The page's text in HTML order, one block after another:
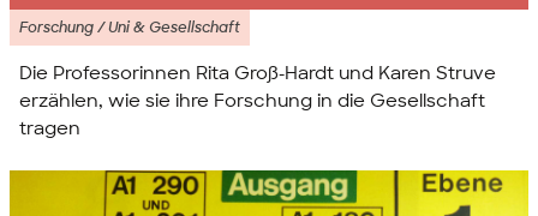
Forschung / Uni & Gesellschaft
Die Professorinnen Rita Groß-Hardt und Karen Struve
erzählen, wie sie ihre Forschung in die Gesellschaft
tragen